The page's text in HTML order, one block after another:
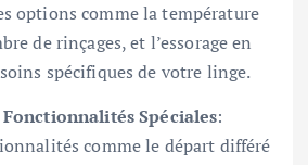
options comme la température
de rinçages, et l’essorage en
spécifiques de votre linge.
Spéciales:
comme le départ différé